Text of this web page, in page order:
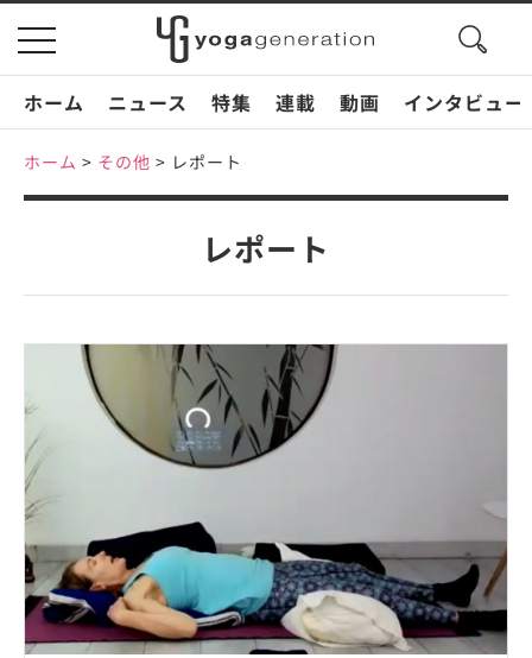
toggle
navigation
search
ホーム
ニュース 特集 連載 動画 インタビュー
ホーム > その他 > レポート
レポート